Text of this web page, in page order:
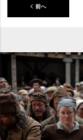
前へ